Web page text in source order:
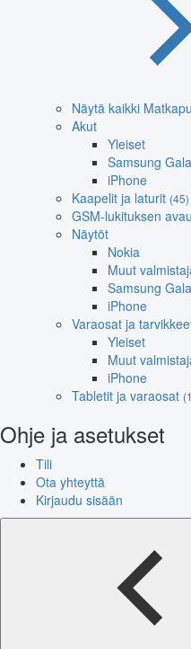
Näytä kaikki
Akut
Yleiset
Samsung
iPhone
Kaapelit ja laturit (45)
GSM-lukituksen
Näytöt
Nokia
Muut
Samsung
iPhone
Varaosat ja
Yleiset
Muut
iPhone
Tabletit ja varaosat
Ohje ja asetukset
Tili
Ota yhteyttä
Kirjaudu sisään